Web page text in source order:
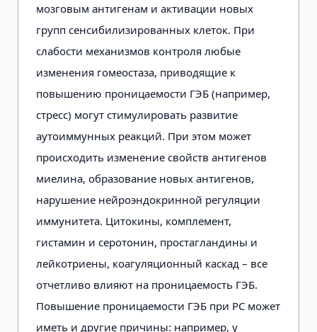
мозговым антигенам и активации новых
групп сенсибилизированных клеток. При
слабости механизмов контроля любые
изменения гомеостаза, приводящие к
повышению проницаемости ГЭБ (например,
стресс) могут стимулировать развитие
аутоиммунных реакций. При этом может
происходить изменение свойств антигенов
миелина, образование новых антигенов,
нарушение нейроэндокринной регуляции
иммунитета. Цитокины, комплемент,
гистамин и серотонин, простагландины и
лейкотриены, коагуляционный каскад – все
отчетливо влияют на проницаемость ГЭБ.
Повышение проницаемости ГЭБ при РС может
иметь и другие причины: например, у